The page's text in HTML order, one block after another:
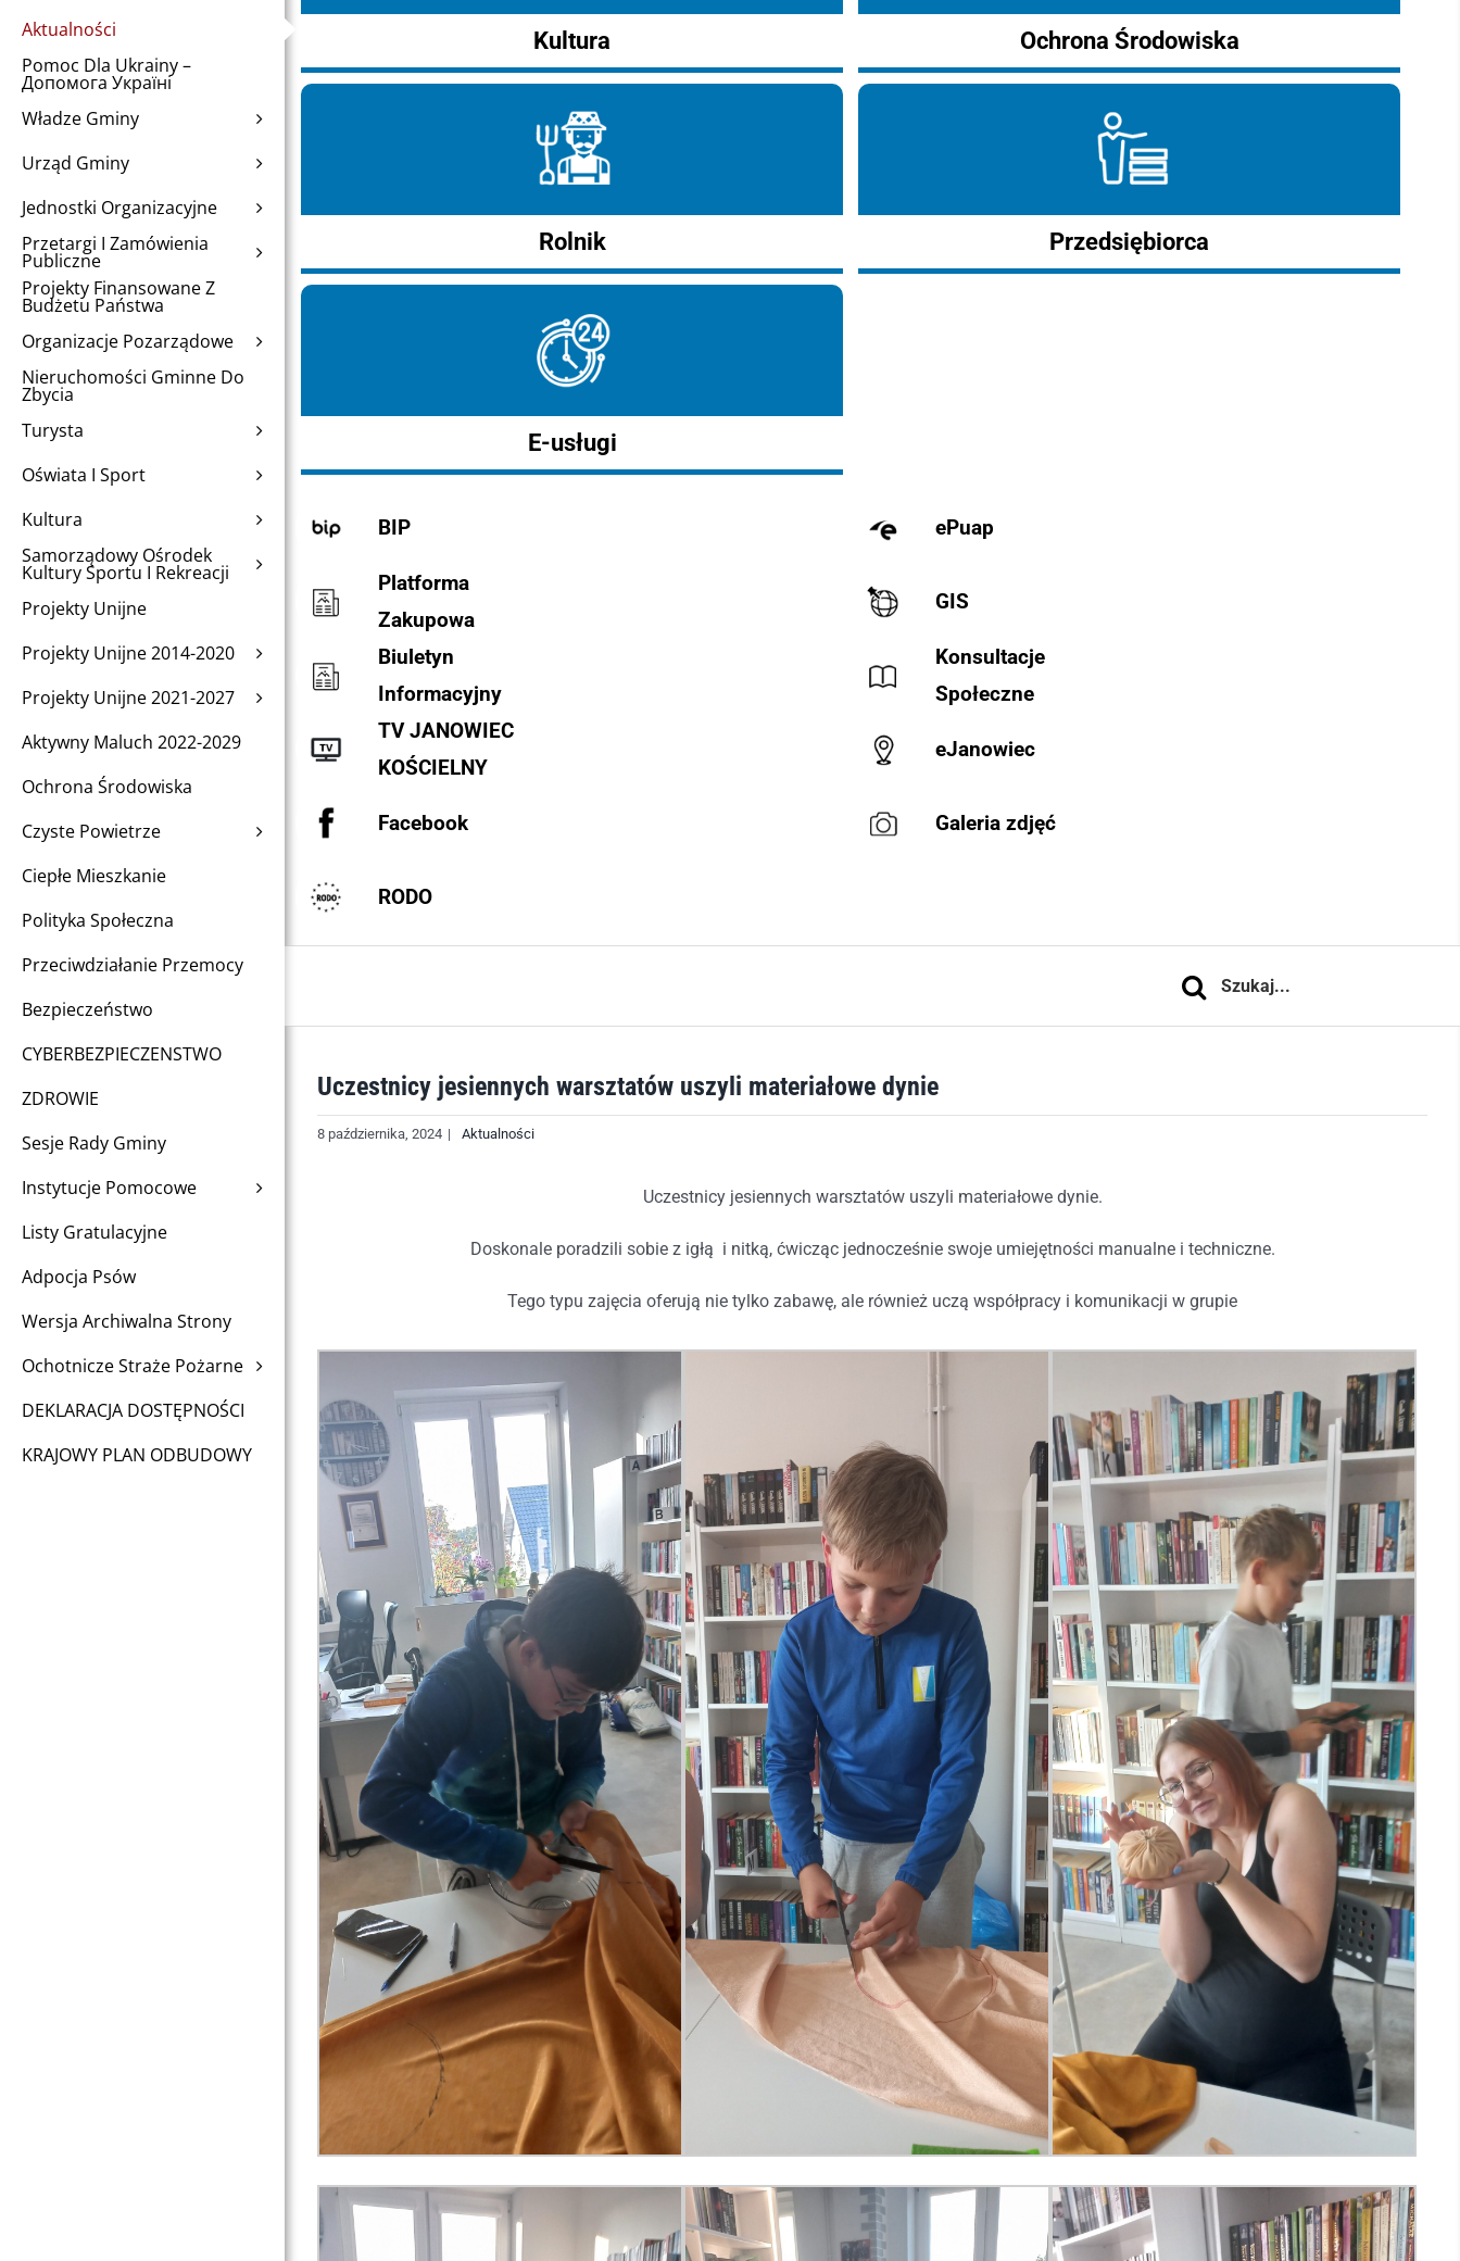
Aktualności
Pomoc Dla Ukrainy –
Допомога Україні
Władze Gminy
Urząd Gminy
Jednostki Organizacyjne
Przetargi I Zamówienia
Publiczne
Projekty Finansowane Z
Budżetu Państwa
Organizacje Pozarządowe
Nieruchomości Gminne Do
Zbycia
Turysta
Oświata I Sport
Kultura
Samorządowy Ośrodek
Kultury Sportu I Rekreacji
Projekty Unijne
Projekty Unijne 2014-2020
Projekty Unijne 2021-2027
Aktywny Maluch 2022-2029
Ochrona Środowiska
Czyste Powietrze
Ciepłe Mieszkanie
Polityka Społeczna
Przeciwdziałanie Przemocy
Bezpieczeństwo
CYBERBEZPIECZENSTWO
ZDROWIE
Sesje Rady Gminy
Instytucje Pomocowe
Listy Gratulacyjne
Adpocja Psów
Wersja Archiwalna Strony
Ochotnicze Straże Pożarne
DEKLARACJA DOSTĘPNOŚCI
KRAJOWY PLAN ODBUDOWY
Kultura Ochrona Środowiska
Rolnik Przedsiębiorca
E-usługi
BIP ePuap
Platforma
Zakupowa
GIS
Biuletyn
Informacyjny
Konsultacje
Społeczne
TV JANOWIEC
KOŚCIELNY
eJanowiec
Facebook Galeria zdjęć
RODO
Szukaj
Uczestnicy jesiennych warsztatów uszyli materiałowe dynie
8 października, 2024 | Aktualności
Uczestnicy jesiennych warsztatów uszyli materiałowe dynie.
Doskonale poradzili sobie z igłą i nitką, ćwicząc jednocześnie swoje umiejętności manualne i techniczne.
Tego typu zajęcia oferują nie tylko zabawę, ale również uczą współpracy i komunikacji w grupie